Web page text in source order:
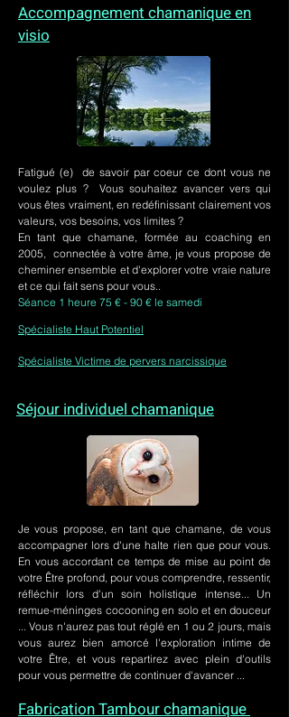
Accompagnement chamanique en
visio
Fatigué (e) de savoir par coeur ce dont vous ne
voulez plus ? Vous souhaitez avancer vers qui
vous êtes vraiment, en redéfinissant clairement vos
valeurs, vos besoins, vos limites ?
En tant que chamane, formée au coaching en
2005, connectée à votre âme, je vous propose de
cheminer ensemble et d'explorer votre vraie nature
et ce qui fait sens pour vous..
Séance 1 heure 75 € - 90 € le samedi
Spécialiste Haut Potentiel
Spécialiste Victime de pervers narcissique
Séjour individuel chamanique
Je vous propose, en tant que chamane, de vous
accompagner lors d'une halte rien que pour vous.
En vous accordant ce temps de mise au point de
votre Être profond, pour vous comprendre, ressentir,
réfléchir lors d'un soin holistique intense... Un
remue-méninges cocooning en solo et en douceur
... Vous n'aurez pas tout réglé en 1 ou 2 jours, mais
vous aurez bien amorcé l'exploration intime de
votre Être, et vous repartirez avec plein d'outils
pour vous permettre de continuer d'avancer ...
Fabrication Tambour chamanique